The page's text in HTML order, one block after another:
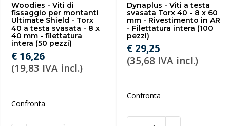
Woodies - Viti di
fissaggio per montanti
Ultimate Shield - Torx
40 a testa svasata - 8 x
40 mm - filettatura
intera (50 pezzi)
€ 16,26
(19,83 IVA incl.)
Confronta
Dynaplus - Viti a testa
svasata Torx 40 - 8 x 60
mm - Rivestimento in AR
- Filettatura intera (100
pezzi)
€ 29,25
(35,68 IVA incl.)
Confronta